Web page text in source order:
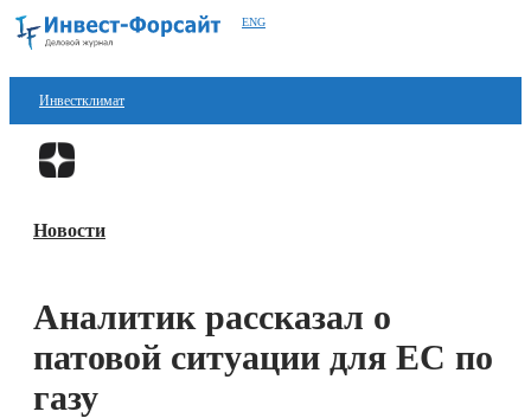
ENG
Инвестклимат
Финансы
Блокчейн
Новости
Аналитик рассказал о
патовой ситуации для ЕС по
газу